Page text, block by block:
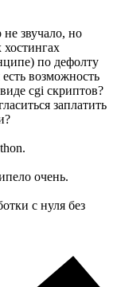
звучало, но
по дефолту
возможность
cgi скриптов?
заплатить
очень.
с нуля без